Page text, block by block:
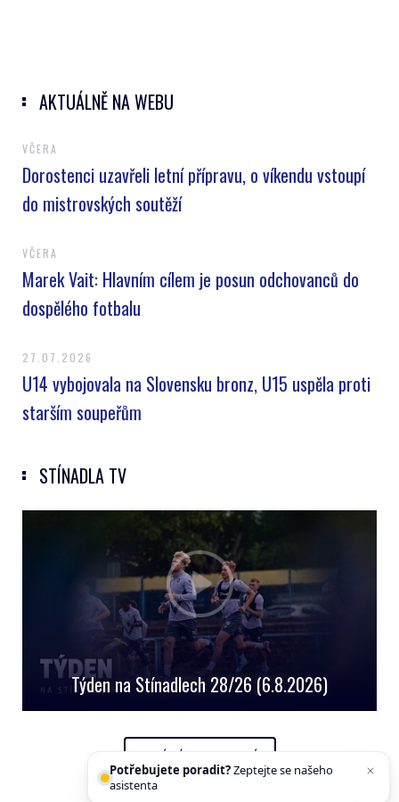
AKTUÁLNĚ NA WEBU
VČERA
Dorostenci uzavřeli letní přípravu, o víkendu vstoupí
do mistrovských soutěží
VČERA
Marek Vait: Hlavním cílem je posun odchovanců do
dospělého fotbalu
27.07.2026
U14 vybojovala na Slovensku bronz, U15 uspěla proti
starším soupeřům
STÍNADLA TV
Týden na Stínadlech 28/26 (6.8.2026)
OFICIÁLNÍ YOUTUBE KANÁL
Potřebujete poradit?Zeptejte se našeho
asistenta